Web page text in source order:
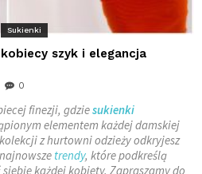
Sukienki
szyk i elegancja
0
finezji, gdziesukienki
elementem każdej damskiej
z hurtowni odzieży odkryjesz
trendy, które podkreślą
każdej kobiety. Zapraszamy do